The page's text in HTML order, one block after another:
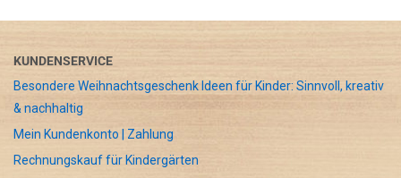
KUNDENSERVICE
Besondere Weihnachtsgeschenk Ideen für Kinder: Sinnvoll, kreativ
& nachhaltig
Mein Kundenkonto | Zahlung
Rechnungskauf für Kindergärten